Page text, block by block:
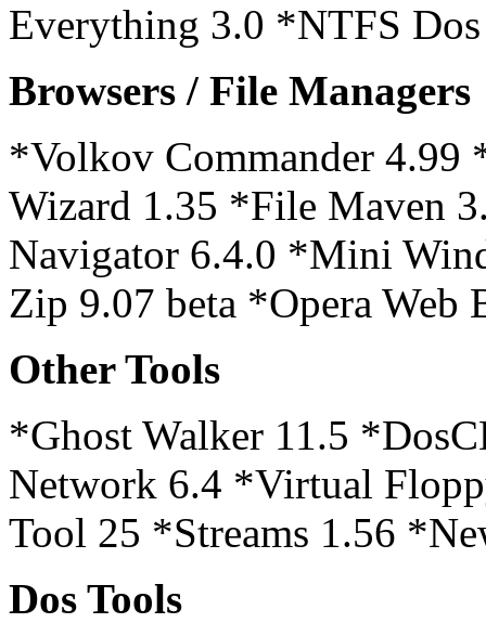
Everything 3.0 *NTFS
Browsers / File Managers
*Volkov Commander 4.99
Wizard 1.35 *File Maven
Navigator 6.4.0 *Mini
Zip 9.07 beta *Opera Web
Other Tools
*Ghost Walker 11.5
Network 6.4 *Virtual
Tool 25 *Streams 1.56
Dos Tools